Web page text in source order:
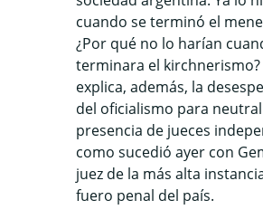
cuando se terminó el
¿Por qué no lo harían
terminara el kirchnerismo?
explica, además, la
del oficialismo para
presencia de jueces
como sucedió ayer con
juez de la más alta
fuero penal del país.